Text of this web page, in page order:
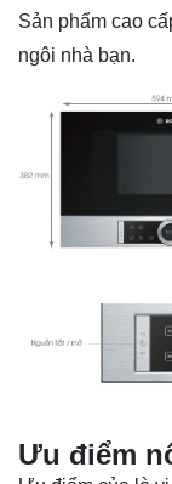
Sản phẩm cao
ngôi nhà bạn.
Ưu điểm